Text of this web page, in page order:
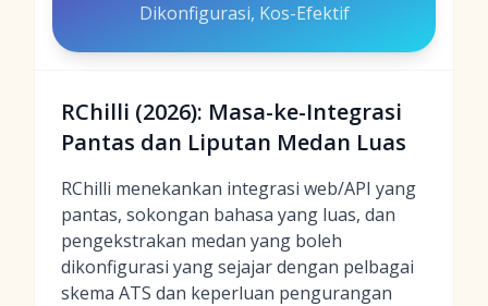
Dikonfigurasi, Kos-Efektif
RChilli (2026): Masa-ke-Integrasi
Pantas dan Liputan Medan Luas
RChilli menekankan integrasi web/API yang
pantas, sokongan bahasa yang luas, dan
pengekstrakan medan yang boleh
dikonfigurasi yang sejajar dengan pelbagai
skema ATS dan keperluan pengurangan